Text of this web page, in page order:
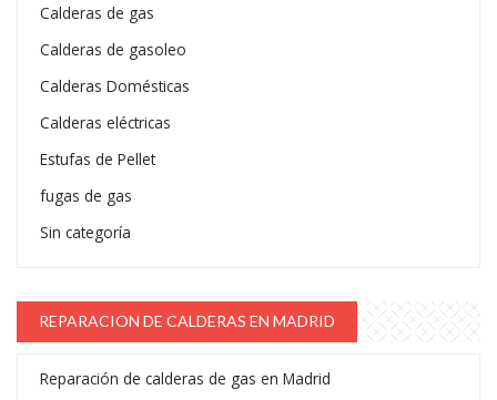
Calderas de gas
Calderas de gasoleo
Calderas Domésticas
Calderas eléctricas
Estufas de Pellet
fugas de gas
Sin categoría
REPARACION DE CALDERAS EN MADRID
Reparación de calderas de gas en Madrid